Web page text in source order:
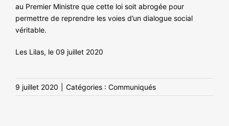
au Premier Ministre que cette loi soit abrogée pour
permettre de reprendre les voies d’un dialogue social
véritable.
Les Lilas, le 09 juillet 2020
9 juillet 2020 Catégories : Communiqués